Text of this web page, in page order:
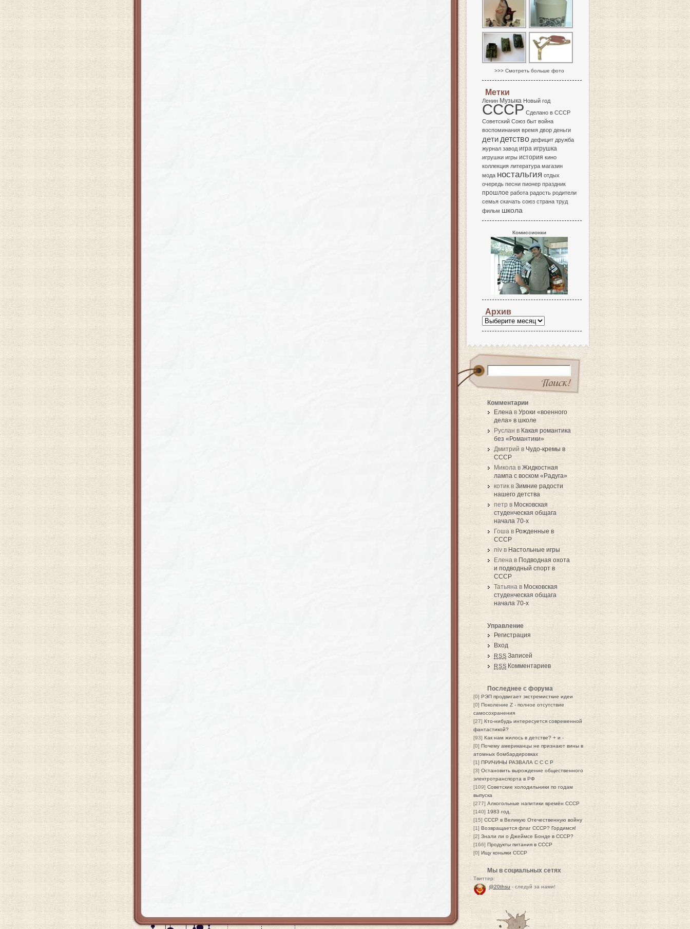
>>> Смотреть больше фото
Метки
Ленин Музыка Новый год
СССР Сделано в СССР
Советский Союз быт война
воспоминания время двор деньги
дети детство дефицит дружба
журнал завод игра игрушка
игрушки игры история кино
коллекция литература магазин
мода ностальгия отдых
очередь песни пионер праздник
прошлое работа радость родители
семья скачать союз страна труд
фильм школа
Комиссионки
Архив
Комментарии
Елена в Уроки «военного
дела» в школе
Руслан в Какая романтика
без «Романтики»
Дмитрий в Чудо-кремы в
СССР
Микола в Жидкостная
лампа с воском «Радуга»
котик в Зимние радости
нашего детства
петр в Московская
студенческая общага
начала 70-х
Гоша в Рожденные в
СССР
niv в Настольные игры
Елена в Подводная охота
и подводный спорт в
СССР
Татьяна в Московская
студенческая общага
начала 70-х
Управление
Регистрация
Вход
RSS Записей
RSS Комментариев
Последнее с форума
[0] РЭП продвигает экстремисткие идеи
[0] Поколение Z - полное отсутствие
самосохранения
[27] Кто-нибудь интересуется современной
фантастикой?
[93] Как нам жилось в детстве? + и -
[0] Почему американцы не признают вины в
атомных бомбардировках
[1] ПРИЧИНЫ РАЗВАЛА С С С Р
[3] Остановить вырождение общественного
электротранспорта в РФ
[109] Советские холодильники по годам
выпуска
[277] Алкогольные напитики времён СССР
[140] 1983 год.
[15] СССР в Великую Отечественную войну
[1] Возвращается флаг СССР? Гордимся!
[2] Знали ли о Джеймсе Бонде в СССР?
[166] Продукты питания в СССР
[0] Ищу коньяки СССР
Мы в социальных сетях
Твиттер:
@20thsu - следуй за нами!